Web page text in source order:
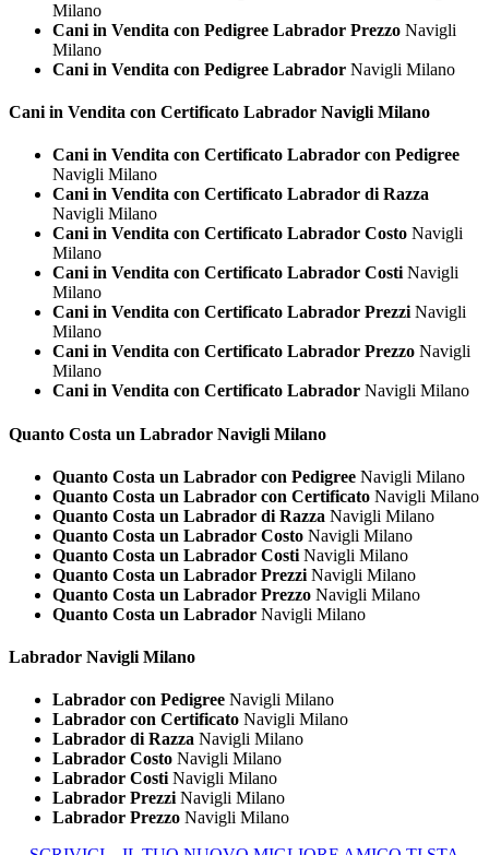
Milano
Cani in Vendita con Pedigree Labrador Prezzo Navigli
Milano
Cani in Vendita con Pedigree Labrador Navigli Milano
Cani in Vendita con Certificato Labrador Navigli Milano
Cani in Vendita con Certificato Labrador con Pedigree
Navigli Milano
Cani in Vendita con Certificato Labrador di Razza
Navigli Milano
Cani in Vendita con Certificato Labrador Costo Navigli
Milano
Cani in Vendita con Certificato Labrador Costi Navigli
Milano
Cani in Vendita con Certificato Labrador Prezzi Navigli
Milano
Cani in Vendita con Certificato Labrador Prezzo Navigli
Milano
Cani in Vendita con Certificato Labrador Navigli Milano
Quanto Costa un Labrador Navigli Milano
Quanto Costa un Labrador con Pedigree Navigli Milano
Quanto Costa un Labrador con Certificato Navigli Milano
Quanto Costa un Labrador di Razza Navigli Milano
Quanto Costa un Labrador Costo Navigli Milano
Quanto Costa un Labrador Costi Navigli Milano
Quanto Costa un Labrador Prezzi Navigli Milano
Quanto Costa un Labrador Prezzo Navigli Milano
Quanto Costa un Labrador Navigli Milano
Labrador Navigli Milano
Labrador con Pedigree Navigli Milano
Labrador con Certificato Navigli Milano
Labrador di Razza Navigli Milano
Labrador Costo Navigli Milano
Labrador Costi Navigli Milano
Labrador Prezzi Navigli Milano
Labrador Prezzo Navigli Milano